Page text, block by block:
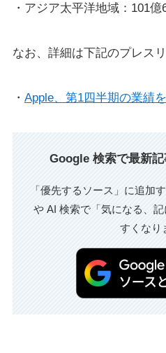
・アジア太平洋地域：101億
なお、詳細は下記のプレス
・ Apple、第1四半期の業績
Google 検索で最新
「優先するソース」に追加
や AI 検索で「気になる、
すくなり